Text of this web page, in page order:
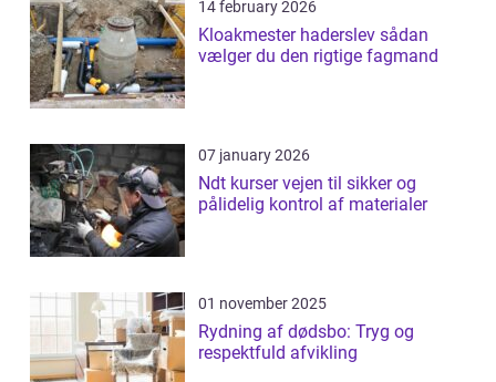
14 february 2026
Kloakmester haderslev sådan
vælger du den rigtige fagmand
07 january 2026
Ndt kurser vejen til sikker og
pålidelig kontrol af materialer
01 november 2025
Rydning af dødsbo: Tryg og
respektfuld afvikling